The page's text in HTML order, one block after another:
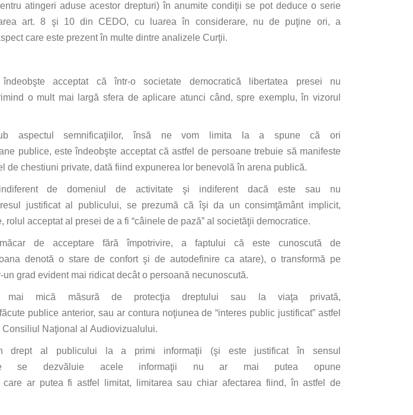
atingeri aduse acestor drepturi) în anumitecondiţii se pot deduce o serie
art. 8 şi 10din CEDO, cu luareaîn considerare, nu de puţine ori, a
care este prezentîn multe dintre analizele Curţii.
îndeobşte acceptat că într-o societate democratică libertatea presei nu
o mult mai largă sfera de aplicare atunci când, spre exemplu,în vizorul
aspectulsemnificaţiilor, însă ne vom limita la a spunecă ori
publice, esteîndeobşte acceptat că astfel de persoane trebuie să manifeste
de chestiuni private, dată fiind expunerea lor benevolă în arena publică.
de domeniul de activitateşi indiferentdacă estesau nu
justificatal publicului, se prezumă că îşi da unconsimţământimplicit,
rolul acceptatal presei de a fi “câinele de pază” al societăţii democratice.
măcarde acceptare fără împotrivire, a faptului că estecunoscută de
denotă o stare de confort şi de autodefinire ca atare), otransformă pe
-un grad evident mai ridicatdecâto persoană necunoscută.
mai mică măsură de protecţia dreptuluisau la viaţa privată,
făcute publice anterior, sau ar contura noţiunea de “interes public justificat” astfel
Consiliul Naţional al Audiovizualului.
dreptal publicului la a primi informaţii (şi este justificatîn sensul
se dezvăluie acele informaţii nu ar mai putea opune
care ar putea fi astfel limitat, limitareasau chiar afectarea fiind, în astfel de